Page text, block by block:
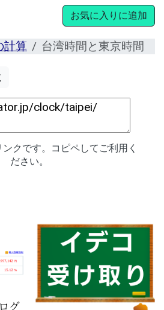
お気に入りに追加
計算 台湾時間と東京時間
クです。コピペしてご利用く
ださい。